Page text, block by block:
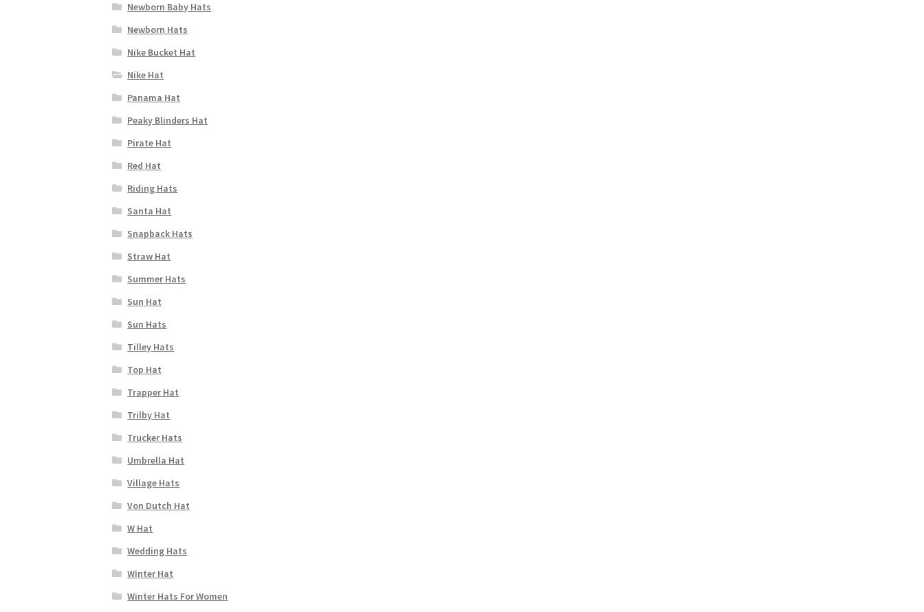
Newborn Baby Hats
Newborn Hats
Nike Bucket Hat
Nike Hat
Panama Hat
Peaky Blinders Hat
Pirate Hat
Red Hat
Riding Hats
Santa Hat
Snapback Hats
Straw Hat
Summer Hats
Sun Hat
Sun Hats
Tilley Hats
Top Hat
Trapper Hat
Trilby Hat
Trucker Hats
Umbrella Hat
Village Hats
Von Dutch Hat
W Hat
Wedding Hats
Winter Hat
Winter Hats For Women